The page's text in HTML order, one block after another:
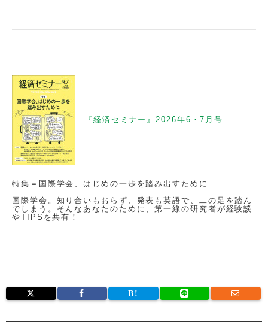
『経済セミナー』2026年6・7月号
特集＝国際学会、はじめの一歩を踏み出すために
国際学会。知り合いもおらず、発表も英語で、二の足を踏ん
でしまう。そんなあなたのために、第一線の研究者が経験談
やTIPSを共有！